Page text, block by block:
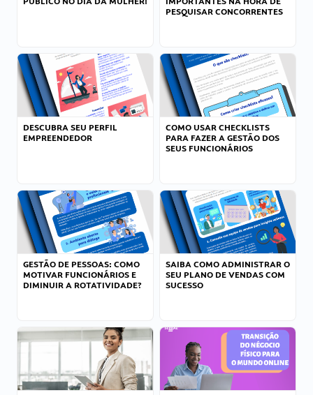
PESQUISAR CONCORRENTES
DESCUBRA SEU PERFIL
EMPREENDEDOR
COMO USAR CHECKLISTS
PARA FAZER A GESTÃO DOS
SEUS FUNCIONÁRIOS
GESTÃO DE PESSOAS: COMO
MOTIVAR FUNCIONÁRIOS E
DIMINUIR A ROTATIVIDADE?
SAIBA COMO ADMINISTRAR O
SEU PLANO DE VENDAS COM
SUCESSO